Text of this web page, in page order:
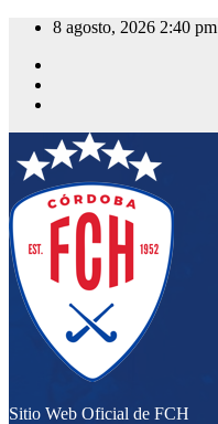
Saltar
contenido
8 agosto, 2026 2:40 pm
Sitio Web Oficial de FCH